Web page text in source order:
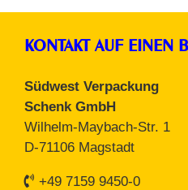
KONTAKT AUF EINEN
Südwest Verpackung
Schenk GmbH
Wilhelm-Maybach-Str. 1
D-71106 Magstadt
+49 7159 9450-0